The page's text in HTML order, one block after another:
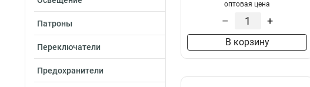
Патроны
Переключатели
Предохранители
оптовая цена
– +
В корзину